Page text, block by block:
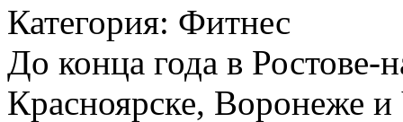
Категория: Фитнес
До конца года в Ростове-
Красноярске, Воронеже и